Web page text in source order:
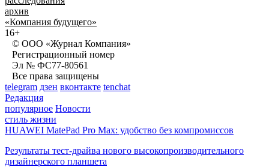
архив
«Компания будущего»
16+
© ООО «Журнал Компания»
Регистрационный номер
Эл № ФС77-80561
Все права защищены
telegram дзен вконтакте tenchat
Редакция
популярное Новости
стиль жизни
HUAWEI MatePad Pro Max: удобство без компромиссов
Результаты тест-драйва нового высокопроизводительного
дизайнерского планшета